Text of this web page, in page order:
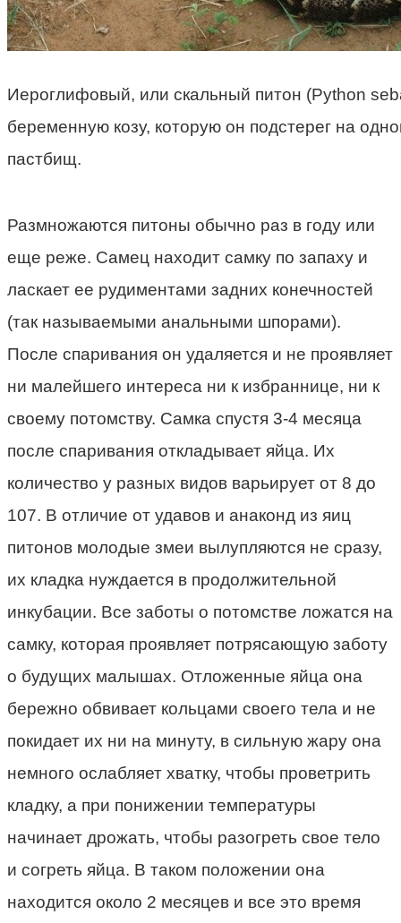
Иероглифовый, или скальный питон (Python
беременную козу, которую он подстерег на
пастбищ.
Размножаются питоны обычно раз в году или
еще реже. Самец находит самку по запаху и
ласкает ее рудиментами задних конечностей
(так называемыми анальными шпорами).
После спаривания он удаляется и не проявляет
ни малейшего интереса ни к избраннице, ни к
своему потомству. Самка спустя 3-4 месяца
после спаривания откладывает яйца. Их
количество у разных видов варьирует от 8 до
107. В отличие от удавов и анаконд из яиц
питонов молодые змеи вылупляются не сразу,
их кладка нуждается в продолжительной
инкубации. Все заботы о потомстве ложатся на
самку, которая проявляет потрясающую заботу
о будущих малышах. Отложенные яйца она
бережно обвивает кольцами своего тела и не
покидает их ни на минуту, в сильную жару она
немного ослабляет хватку, чтобы проветрить
кладку, а при понижении температуры
начинает дрожать, чтобы разогреть свое тело
и согреть яйца. В таком положении она
находится около 2 месяцев и все это время